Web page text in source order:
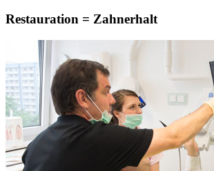
Restauration = Zahnerhalt